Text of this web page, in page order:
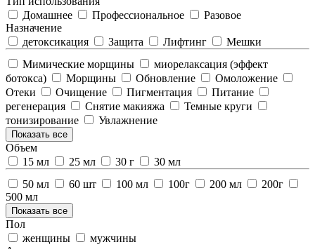
Домашнее
Профессиональное
Разовое
Назначение
детоксикация
Защита Лифтинг
Мешки
Мимические морщины
миорелаксация (эффект
ботокса)
Морщины Обновление
Омоложение
Отеки
Очищение Пигментация
Питание
регенерация
Снятие макияжа
Темные круги
тонизирование
Увлажнение
Показать все
Объем
15 мл
25 мл 30 г
30 мл
50 мл
60 шт 100 мл 100г 200 мл
200г
500 мл
Показать все
Пол
женщины
мужчины